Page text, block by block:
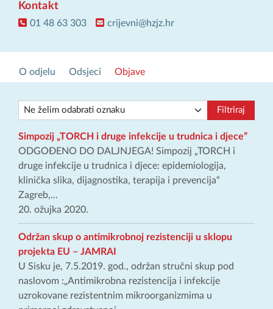
Kontakt
01 48 63 303 crijevni@hzjz.hr
O odjelu Odsjeci Objave
Filtriraj
Simpozij „TORCH i druge infekcije u trudnica i djece”
ODGOĐENO DO DALJNJEGA! Simpozij „TORCH i
druge infekcije u trudnica i djece: epidemiologija,
klinička slika, dijagnostika, terapija i prevencija“
Zagreb,...
20. ožujka 2020.
Održan skup o antimikrobnoj rezistenciji u sklopu
projekta EU – JAMRAI
U Sisku je, 7.5.2019. god., održan stručni skup pod
naslovom :„Antimikrobna rezistencija i infekcije
uzrokovane rezistentnim mikroorganizmima u